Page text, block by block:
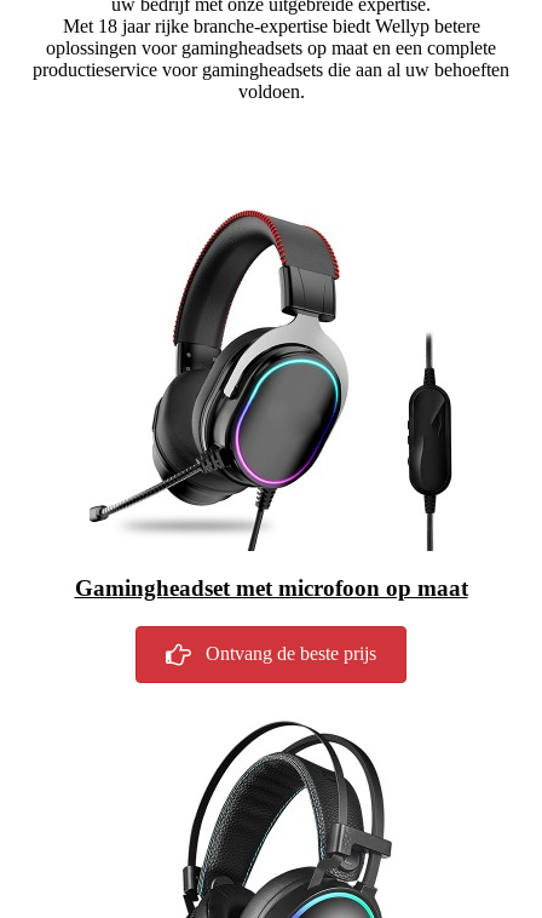
uw bedrijf met onze uitgebreide expertise.
Met 18 jaar rijke branche-expertise biedt Wellyp betere
oplossingen voor gamingheadsets op maat en een complete
productieservice voor gamingheadsets die aan al uw behoeften
voldoen.
Gamingheadset met microfoon op maat
Ontvang de beste prijs